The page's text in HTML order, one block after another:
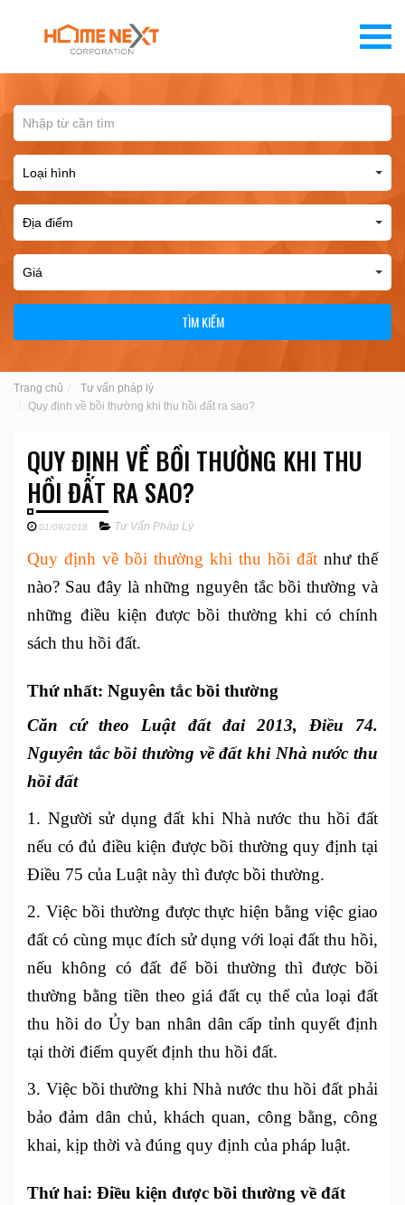
TÌM KIẾM
Trang chủ
Tư vấn pháp lý
Quy định về bồi thường khi thu hồi đất ra sao?
QUY ĐỊNH VỀ BỒI THƯỜNG KHI THU
HỒI ĐẤT RA SAO?
01/09/2018 Tư Vấn Pháp Lý
Quy định về bồi thường khi thu hồi đất như thế
nào? Sau đây là những nguyên tắc bồi thường và
những điều kiện được bồi thường khi có chính
sách thu hồi đất.
Thứ nhất: Nguyên tắc bồi thường
Căn cứ theo Luật đất đai 2013, Điều 74.
Nguyên tắc bồi thường về đất khi Nhà nước thu
hồi đất
1. Người sử dụng đất khi Nhà nước thu hồi đất
nếu có đủ điều kiện được bồi thường quy định tại
Điều 75 của Luật này thì được bồi thường.
2. Việc bồi thường được thực hiện bằng việc giao
đất có cùng mục đích sử dụng với loại đất thu hồi,
nếu không có đất để bồi thường thì được bồi
thường bằng tiền theo giá đất cụ thể của loại đất
thu hồi do Ủy ban nhân dân cấp tỉnh quyết định
tại thời điểm quyết định thu hồi đất.
3. Việc bồi thường khi Nhà nước thu hồi đất phải
bảo đảm dân chủ, khách quan, công bằng, công
khai, kịp thời và đúng quy định của pháp luật.
Thứ hai: Điều kiện được bồi thường về đất